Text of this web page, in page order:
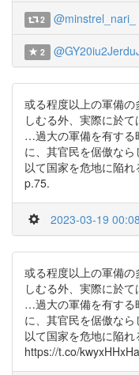
2 @minstrel_nari_
2
或る程度以上の軍備
しむる外、実際に於て
…過大の軍備を有する
に、其官民を倨傲なら
以て国家を危地に陥
p.75.
2023-03-19
或る程度以上の軍備
しむる外、実際に於て
…過大の軍備を有する
に、其官民を倨傲なら
以て国家を危地に陥れ
https://t.co/